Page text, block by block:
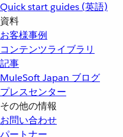
Quick start guides (英語)
資料
お客様事例
コンテンツライブラリ
記事
MuleSoft Japan ブログ
プレスセンター
その他の情報
お問い合わせ
パートナー